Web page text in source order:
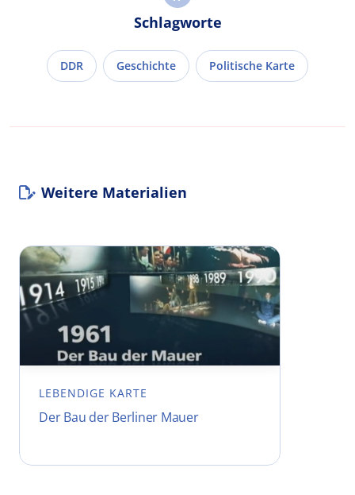
Schlagworte
DDR Geschichte Politische Karte
Weitere Materialien
LEBENDIGE KARTE
Der Bau der Berliner Mauer